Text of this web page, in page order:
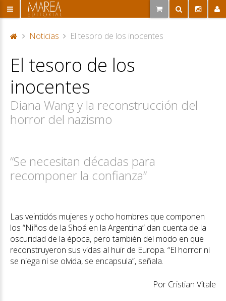
or
ta
d
a
Noticias El tesoro de los inocentes
El tesoro de los
inocentes
Diana Wang y la reconstrucción del
horror del nazismo
“Se necesitan décadas para
recomponer la confianza”
Las veintidós mujeres y ocho hombres que componen
los “Niños de la Shoá en la Argentina” dan cuenta de la
oscuridad de la época, pero también del modo en que
reconstruyeron sus vidas al huir de Europa. “El horror ni
se niega ni se olvida, se encapsula”, señala.
Por Cristian Vitale